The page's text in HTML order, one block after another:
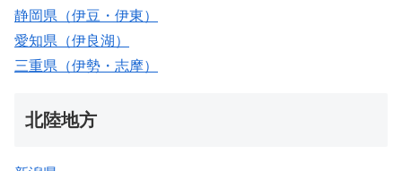
静岡県（伊豆・伊東）
愛知県（伊良湖）
三重県（伊勢・志摩）
北陸地方